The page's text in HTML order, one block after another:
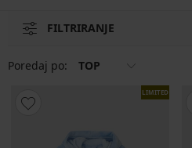
djedu. U komade od pamuka, flisa ili
FILTRIRANJE
Poredaj po: TOP
LIMITED